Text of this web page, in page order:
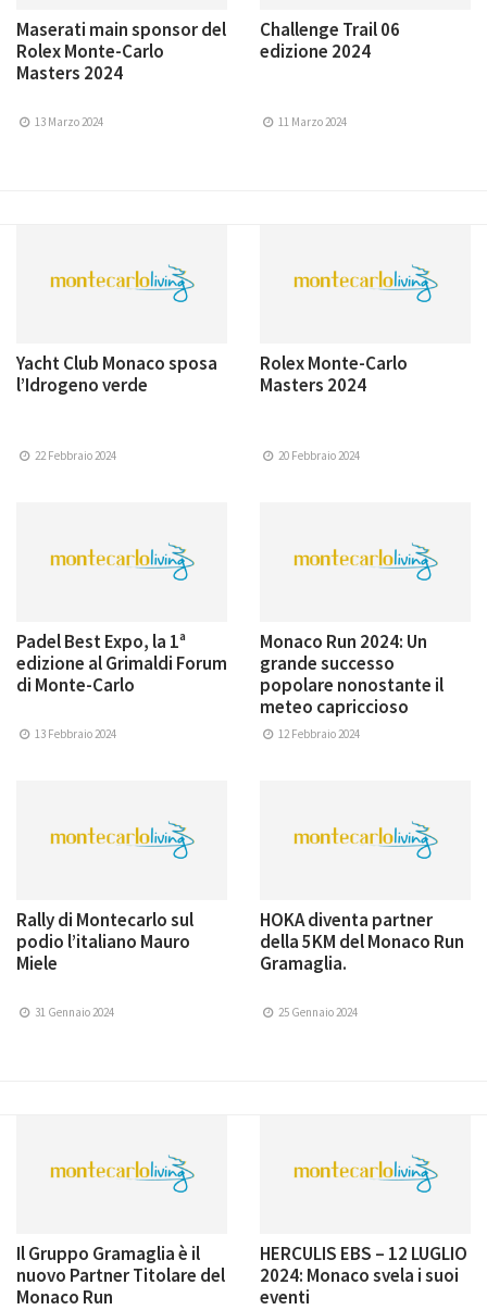
Maserati main sponsor del
Rolex Monte-Carlo
Masters 2024
13 Marzo 2024
Challenge Trail 06
edizione 2024
11 Marzo 2024
Yacht Club Monaco sposa
l’Idrogeno verde
22 Febbraio 2024
Rolex Monte-Carlo
Masters 2024
20 Febbraio 2024
Padel Best Expo, la 1ª
edizione al Grimaldi Forum
di Monte-Carlo
13 Febbraio 2024
Monaco Run 2024: Un
grande successo
popolare nonostante il
meteo capriccioso
12 Febbraio 2024
Rally di Montecarlo sul
podio l’italiano Mauro
Miele
31 Gennaio 2024
HOKA diventa partner
della 5KM del Monaco Run
Gramaglia.
25 Gennaio 2024
Il Gruppo Gramaglia è il
nuovo Partner Titolare del
Monaco Run
HERCULIS EBS – 12 LUGLIO
2024: Monaco svela i suoi
eventi